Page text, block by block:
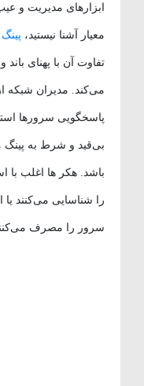
ابزارهای مدیریت و
معیار آشنا نیستید،پینگ
تفاوت آن با پهنای باند
می‌کند. مدیران شبکه
پاسخگویی سرورها
بی‌قید و شرط به پینگ
باشد. هکر ها اغلب با
سرور را مصرف می‌کنند.